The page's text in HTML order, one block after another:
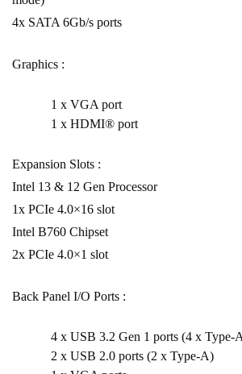
4x SATA 6Gb/s ports
Graphics :
1 x VGA port
1 x HDMI® port
Expansion Slots :
Intel 13 & 12 Gen Processor
1x PCIe 4.0×16 slot
Intel B760 Chipset
2x PCIe 4.0×1 slot
Back Panel I/O Ports :
4 x USB 3.2 Gen 1 ports (4 x Type-
2 x USB 2.0 ports (2 x Type-A)